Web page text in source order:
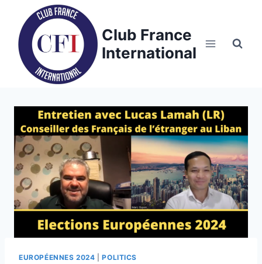
content
Club France
International
EUROPÉENNES 2024 |POLITICS